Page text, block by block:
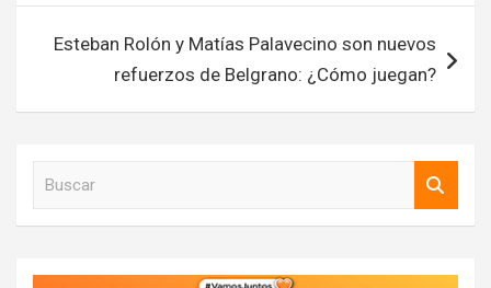
entradas
Esteban Rolón y Matías Palavecino son nuevos
refuerzos de Belgrano: ¿Cómo juegan?